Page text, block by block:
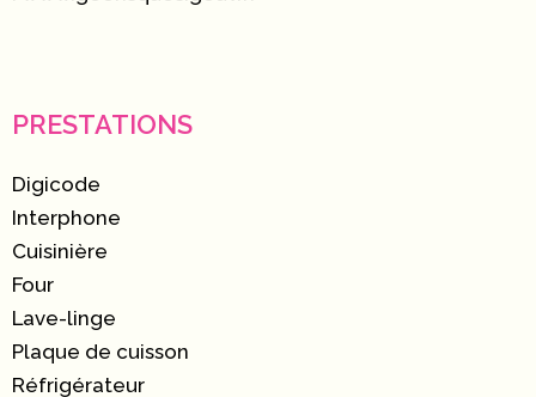
PRESTATIONS
Digicode
Interphone
Cuisinière
Four
Lave-linge
Plaque de cuisson
Réfrigérateur